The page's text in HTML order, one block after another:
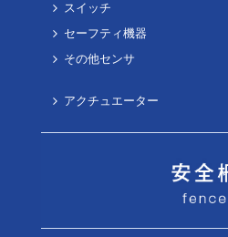
スイッチ
セーフティ機器
その他センサ
アクチュエーター